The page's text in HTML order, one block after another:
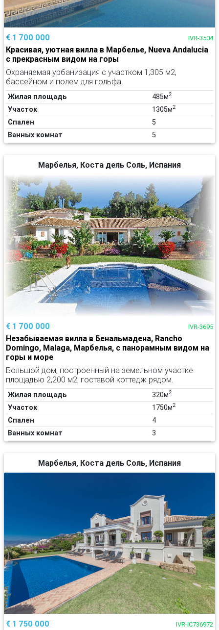
€ 1 700 000 IVR-3504
Красивая, уютная вилла в Марбелье, Nueva Andalucia
с прекрасным видом на горы
Охраняемая урбанизация с участком 1,305 м2,
бассейном и полем для гольфа.
Жилая площадь 485м2
Участок 1305м2
Спален
5
Ванных комнат
5
Марбелья, Коста дель Соль, Испания
€ 1 700 000 IVR-3695
Незабываемая вилла в Бенальмадена, Rancho
Domingo, Malaga, Марбелья, с панорамным видом на
горы и море
Большой дом, построенный на земельном участке
площадью 2,200 м2, гостевой коттедж рядом.
Жилая площадь 320м2
Участок 1750м2
Спален
4
Ванных комнат
3
Марбелья, Коста дель Соль, Испания
€ 1 750 000 IVR-IC736972